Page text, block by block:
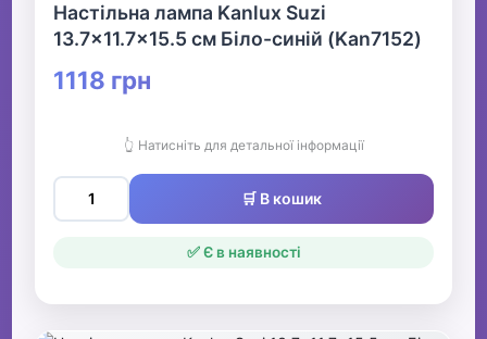
Настільна лампа Kanlux Suzi
13.7x11.7x15.5 см Біло-синій (Kan7152)
1118 грн
👆 Натисніть для детальної інформації
🛒 В кошик
✅ Є в наявності